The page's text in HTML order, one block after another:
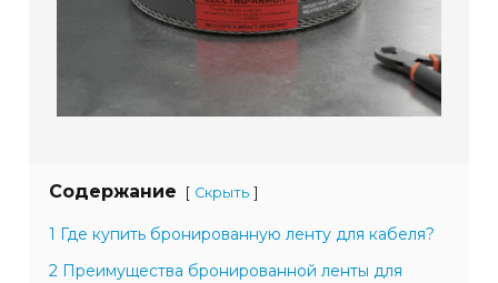
Содержание [ Скрыть ]
1 Где купить бронированную ленту для кабеля?
2 Преимущества бронированной ленты для